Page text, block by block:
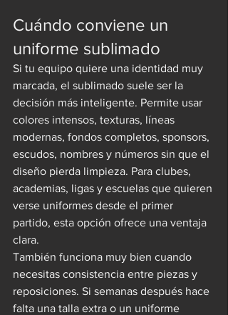
Cuándo conviene un
uniforme sublimado
Si tu equipo quiere una identidad muy
marcada, el sublimado suele ser la
decisión más inteligente. Permite usar
colores intensos, texturas, líneas
modernas, fondos completos, sponsors,
escudos, nombres y números sin que el
diseño pierda limpieza. Para clubes,
academias, ligas y escuelas que quieren
verse uniformes desde el primer
partido, esta opción ofrece una ventaja
clara.
También funciona muy bien cuando
necesitas consistencia entre piezas y
reposiciones. Si semanas después hace
falta una talla extra o un uniforme